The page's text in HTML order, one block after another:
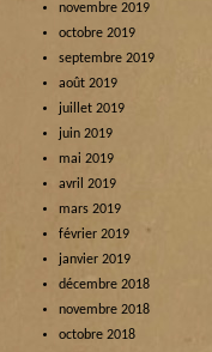
novembre 2019
octobre 2019
septembre 2019
août 2019
juillet 2019
juin 2019
mai 2019
avril 2019
mars 2019
février 2019
janvier 2019
décembre 2018
novembre 2018
octobre 2018